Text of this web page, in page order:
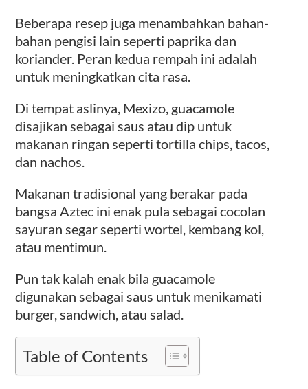
Beberapa resep juga menambahkan bahan-
bahan pengisi lain seperti paprika dan
koriander. Peran kedua rempah ini adalah
untuk meningkatkan cita rasa.
Di tempat aslinya, Mexizo, guacamole
disajikan sebagai saus atau dip untuk
makanan ringan seperti tortilla chips, tacos,
dan nachos.
Makanan tradisional yang berakar pada
bangsa Aztec ini enak pula sebagai cocolan
sayuran segar seperti wortel, kembang kol,
atau mentimun.
Pun tak kalah enak bila guacamole
digunakan sebagai saus untuk menikamati
burger, sandwich, atau salad.
Table of Contents